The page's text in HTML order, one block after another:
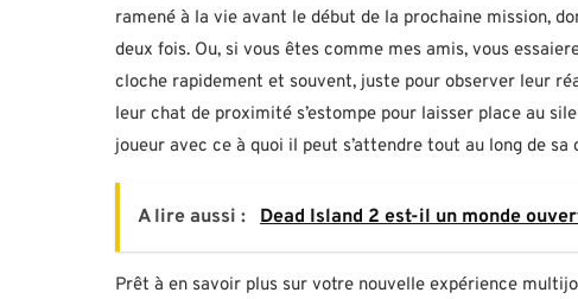
ramené à la vie avant le début de la prochaine mission,
deux fois. Ou, si vous êtes comme mes amis, vous
cloche rapidement et souvent, juste pour observer leur
leur chat de proximité s’estompe pour laisser place au
joueur avec ce à quoi il peut s’attendre tout au long de
A lire aussi : Dead Island 2 est-il un monde
Prêt à en savoir plus sur votre nouvelle expérience